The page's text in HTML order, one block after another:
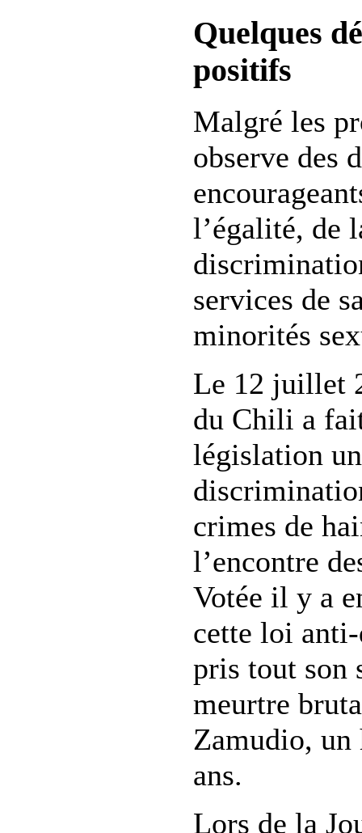
Quelques
positifs
Malgré les
observe des
l’égalité, de
services de
minorités
Le 12 juillet
du Chili a
législation
crimes de
l’encontre
Votée il y a
cette loi
pris tout son
meurtre
Zamudio, un
ans.
Lors de la